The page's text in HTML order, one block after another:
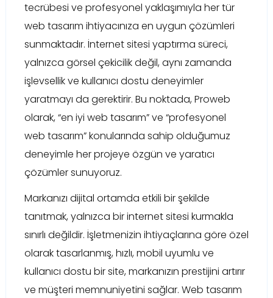
tecrübesi ve profesyonel yaklaşımıyla her tür
web tasarım ihtiyacınıza en uygun çözümleri
sunmaktadır. İnternet sitesi yaptırma süreci,
yalnızca görsel çekicilik değil, aynı zamanda
işlevsellik ve kullanıcı dostu deneyimler
yaratmayı da gerektirir. Bu noktada, Proweb
olarak, “en iyi web tasarım” ve “profesyonel
web tasarım” konularında sahip olduğumuz
deneyimle her projeye özgün ve yaratıcı
çözümler sunuyoruz.
Markanızı dijital ortamda etkili bir şekilde
tanıtmak, yalnızca bir internet sitesi kurmakla
sınırlı değildir. İşletmenizin ihtiyaçlarına göre özel
olarak tasarlanmış, hızlı, mobil uyumlu ve
kullanıcı dostu bir site, markanızın prestijini artırır
ve müşteri memnuniyetini sağlar. Web tasarım